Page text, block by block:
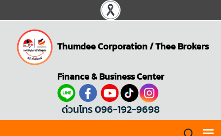
Thumdee Corporation/Thee Brokers
Finance & Business Center
ด่วนโทร 096-192-9698